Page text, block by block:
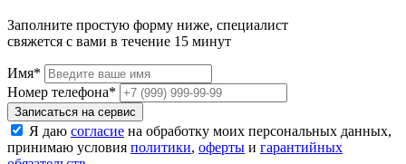
Заполните простую форму ниже, специалист
свяжется с вами в течение 15 минут
Имя*
Номер телефона*
Записаться на сервис
Я даю согласие на обработку моих персональных данных,
принимаю условия политики, оферты и гарантийных